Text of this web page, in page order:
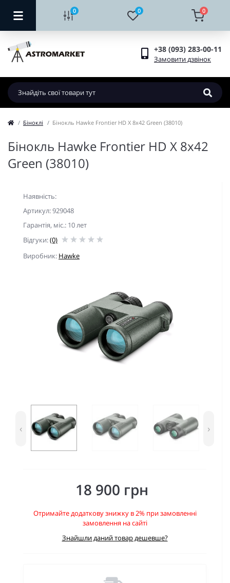
0 0 0
+38 (093) 283-00-11
Замовити дзвінок
Біноклі Бінокль Hawke Frontier HD X 8x42 Green (38010)
Бінокль Hawke Frontier HD X 8x42
Green (38010)
Наявність:
Артикул: 929048
Гарантiя, мic.: 10 лет
Відгуки:(0)
Виробник: Hawke
‹ ›
18 900 грн
Отримайте додаткову знижку в 2% при замовленні
замовлення на сайті
Знайшли даний товар дешевше?